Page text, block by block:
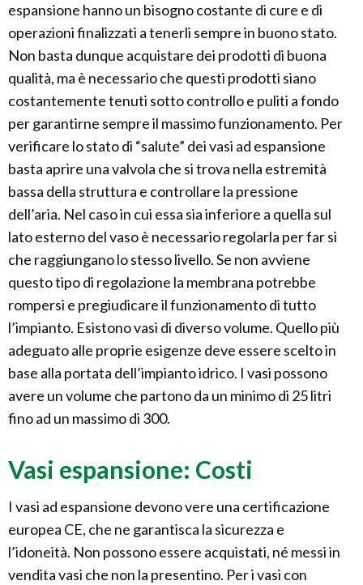
espansione hanno un bisogno costante di cure e di
operazioni finalizzati a tenerli sempre in buono stato.
Non basta dunque acquistare dei prodotti di buona
qualità, ma è necessario che questi prodotti siano
costantemente tenuti sotto controllo e puliti a fondo
per garantirne sempre il massimo funzionamento. Per
verificare lo stato di “salute” dei vasi ad espansione
basta aprire una valvola che si trova nella estremità
bassa della struttura e controllare la pressione
dell’aria. Nel caso in cui essa sia inferiore a quella sul
lato esterno del vaso è necessario regolarla per far si
che raggiungano lo stesso livello. Se non avviene
questo tipo di regolazione la membrana potrebbe
rompersi e pregiudicare il funzionamento di tutto
l’impianto. Esistono vasi di diverso volume. Quello più
adeguato alle proprie esigenze deve essere scelto in
base alla portata dell’impianto idrico. I vasi possono
avere un volume che partono da un minimo di 25 litri
fino ad un massimo di 300.
Vasi espansione: Costi
I vasi ad espansione devono vere una certificazione
europea CE, che ne garantisca la sicurezza e
l’idoneità. Non possono essere acquistati, né messi in
vendita vasi che non la presentino. Per i vasi con